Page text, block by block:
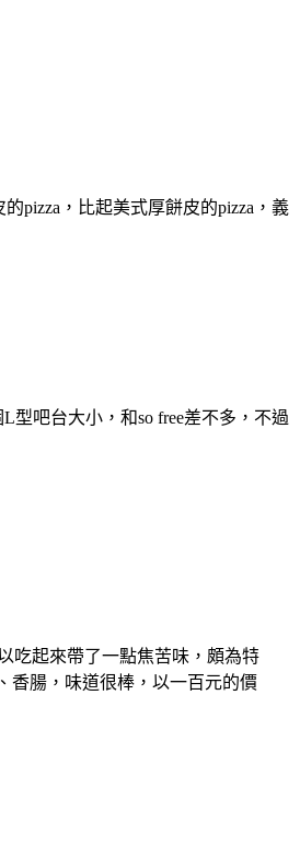
pizza，比起美式厚餅皮的pizza，義
型吧台大小，和so free差不多，不過
吃起來帶了一點焦苦味，頗為特
香腸，味道很棒，以一百元的價